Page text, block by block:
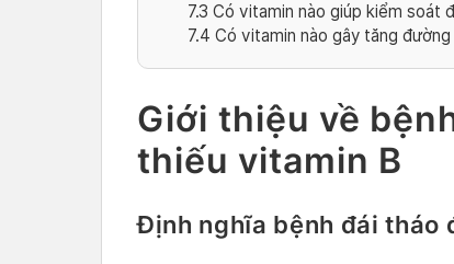
7.3 Có vitamin nào giúp kiểm soát
7.4 Có vitamin nào gây tăng
Giới thiệu về
thiếu vitamin B
Định nghĩa bệnh đái tháo